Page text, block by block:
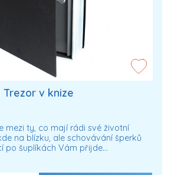
Trezor v knize
mezi ty, co mají rádi své životní
na blízku, ale schovávání šperků
po šuplíkách Vám přijde…